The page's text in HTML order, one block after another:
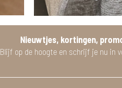
Nieuwtjes, kortingen,
Blijf op de hoogte en schrijf je nu in